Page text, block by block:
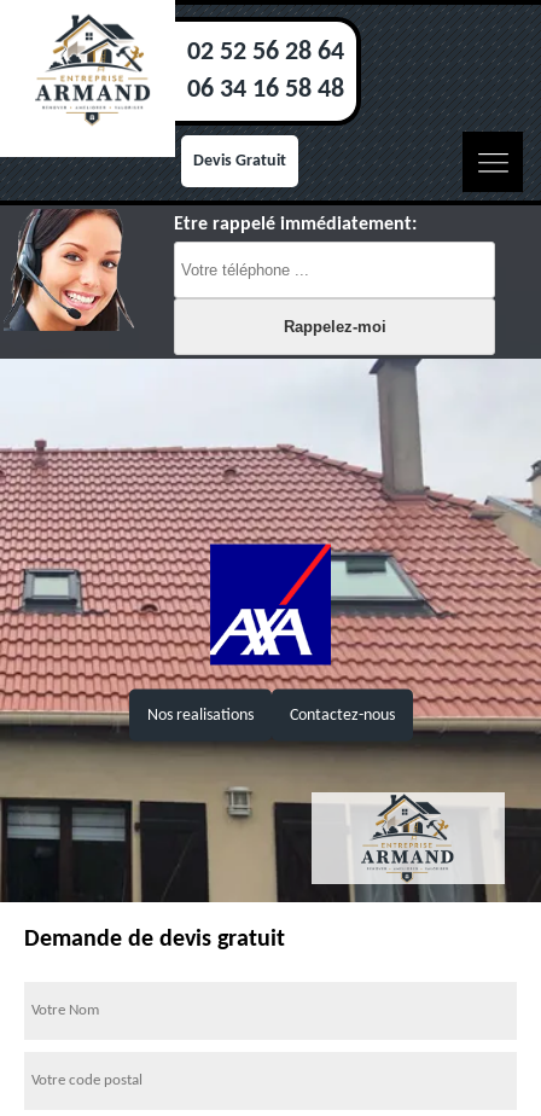
02 52 56 28 64
06 34 16 58 48
Devis Gratuit
Etre rappelé immédiatement:
Nos realisations Contactez-nous
Demande de devis gratuit